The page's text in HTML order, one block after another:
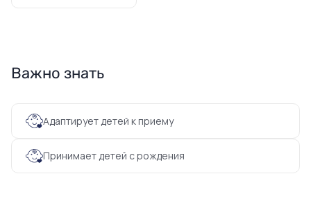
Важно знать
Адаптирует детей к приему
Принимает детей с рождения